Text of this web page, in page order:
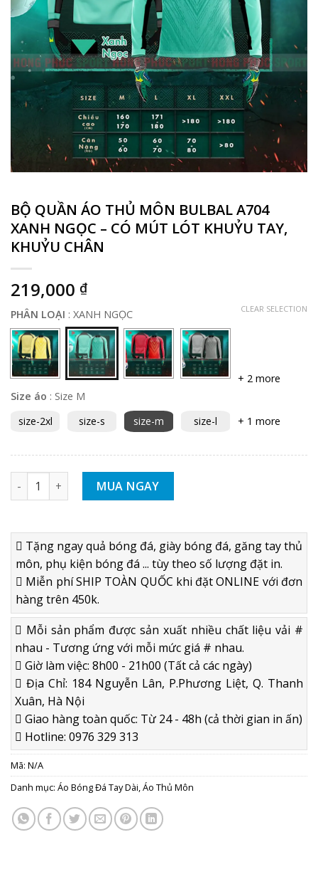
BỘ QUẦN ÁO THỦ MÔN BULBAL A704
XANH NGỌC – CÓ MÚT LÓT KHUỶU TAY,
KHUỶU CHÂN
219,000 ₫
PHÂN LOẠI : XANH NGỌC
+ 2 more
Size áo : Size M
size-2xl
size-s size-m size-l + 1 more
CLEAR SELECTION
BỘ QUẦN ÁO THỦ MÔN BULBAL A704 XANH NGỌC - CÓ
MUA NGAY
Tặng ngay quả bóng đá, giày bóng đá, găng tay thủ
môn, phụ kiện bóng đá ... tùy theo số lượng đặt in.
Miễn phí SHIP TOÀN QUỐC khi đặt ONLINE với đơn
hàng trên 450k.
Mỗi sản phẩm được sản xuất nhiều chất liệu vải #
nhau - Tương ứng với mỗi mức giá # nhau.
Giờ làm việc: 8h00 - 21h00 (Tất cả các ngày)
Địa Chỉ: 184 Nguyễn Lân, P.Phương Liệt, Q. Thanh
Xuân, Hà Nội
Giao hàng toàn quốc: Từ 24 - 48h (cả thời gian in ấn)
Hotline: 0976 329 313
Mã: N/A
Danh mục: Áo Bóng Đá Tay Dài,Áo Thủ Môn